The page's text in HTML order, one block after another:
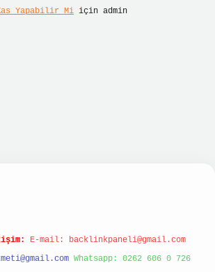
Yapabilir Mi için admin
E-mail: backlinkpaneli@gmail.com
Whatsapp: 0262 606 0 726